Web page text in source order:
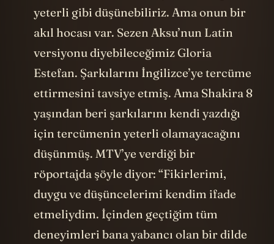
yeterli gibi düşünebiliriz. Ama onun bir
akıl hocası var. Sezen Aksu’nun Latin
versiyonu diyebileceğimiz Gloria
Estefan. Şarkılarını İngilizce’ye tercüme
ettirmesini tavsiye etmiş. Ama Shakira 8
yaşından beri şarkılarını kendi yazdığı
için tercümenin yeterli olamayacağını
düşünmüş. MTV’ye verdiği bir
röportajda şöyle diyor: “Fikirlerimi,
duygu ve düşüncelerimi kendim ifade
etmeliydim. İçinden geçtiğim tüm
deneyimleri bana yabancı olan bir dilde